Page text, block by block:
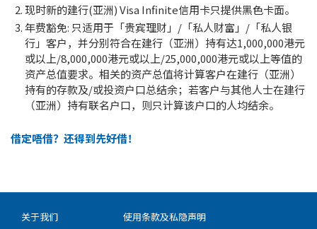
现时新的建行(亚洲) Visa Infinite信用卡只提供黑色卡面。
年费豁免: 只适用于「贵宾理财」/「私人财富」/「私人银
行」客户，并分别符合在建行（亚洲）持有达1,000,000港元
或以上/8,000,000港元或以上/25,000,000港元或以上等值的
资产总值要求。相关的资产总值将计算客户在建行（亚洲）
持有的存款及/或投资户口总结余；若客户与其他人士在建行
（亚洲）持有联名户口，则只计算该户口的人均结余。
借定唔借？还得到先好借！
关于我们
使用条款及私隐声明